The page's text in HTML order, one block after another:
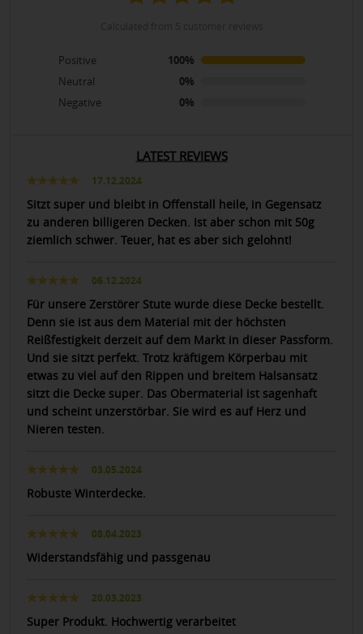
Positive
100%
Neutral
0%
Negative
0%
LATEST REVIEWS
17.12.2024
Sitzt super und bleibt in Offenstall heile, in Gegensatz
zu anderen billigeren Decken. Ist aber schon mit 50g
ziemlich schwer. Teuer, hat es aber sich gelohnt!
06.12.2024
Für unsere Zerstörer Stute wurde diese Decke bestellt.
Denn sie ist aus dem Material mit der höchsten
Reißfestigkeit derzeit auf dem Markt in dieser Passform.
Und sie sitzt perfekt. Trotz kräftigem Körperbau mit
etwas zu viel auf den Rippen und breitem Halsansatz
sitzt die Decke super. Das Obermaterial ist sagenhaft
und scheint unzerstörbar. Sie wird es auf Herz und
Nieren testen.
03.05.2024
Robuste Winterdecke.
08.04.2023
Widerstandsfähig und passgenau
20.03.2023
Super Produkt. Hochwertig verarbeitet